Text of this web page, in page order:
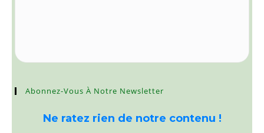
Abonnez-Vous À Notre Newsletter
Ne ratez rien de notre contenu !